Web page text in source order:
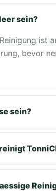
sein?
ist
bevor
sein?